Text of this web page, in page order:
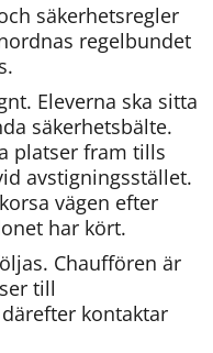
säkerhetsregler
regelbundet
Eleverna ska sitta
säkerhetsbälte.
platser fram tills
avstigningsstället.
vägen efter
har kört.
Chauffören är
till
kontaktar